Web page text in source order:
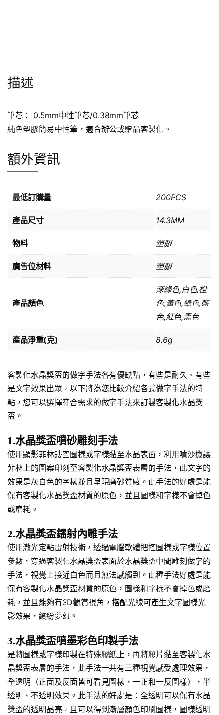
描述
筆芯： 0.5mm中性筆芯/0.38mm筆芯
純色塑膠簡易中性筆，適合辦公或贈品客製化。
額外資訊
最低訂購量 200PCS
產品尺寸 14.3MM
物料 塑膠
廣告位材料 塑膠
產品顏色
深綠色,白色,橙
色,黃色,綠色,藍
色,紅色,黑色
產品淨重(克) 8.6g
客製化水晶獎盃的做字手法各有優缺點，有些是耐久、有些
是文字效果出眾，以下將為您比較介紹各式做字手法的特
點，您可以選擇符合需求的做字手法來訂製客製化水晶獎
盃。
1.水晶獎盃噴砂雕刻手法
使用顯影菲林鏤空圖樣或字樣黏至水晶表面，利用噴沙機讓
菲林上的圖案印刻至客製化水晶獎盃表層的手法，此文字的
效果是灰白色的字樣並且呈現磨砂質感。此手法的好處是能
保有客製化水晶獎盃材質的原色，並且圖樣和字樣不會掉色
或磨耗。
2.水晶獎盃鐳射內雕手法
使用激光定點雷射技術，透過電腦軟體把控圖樣或字樣位置
參數，穿過客製化水晶獎盃表面於水晶獎盃中間雕刻做字的
手法，視覺上接近白色而且無法感觸到。此種手法好處是能
保有客製化水晶獎盃材質的原色，圖樣和字樣不會掉色或磨
耗，並且能夠有3D觀賞視角，搭配光線可產生文字圖樣光
影效果，繽紛夢幻。
3.水晶獎盃噴墨彩色印製手法
是將圖樣或字樣印製在特殊膠紙上，再將膠片黏至客製化水
晶獎盃表層的手法，此手法一共有三種視覺感受處理效果，
全透明（正面及反面皆可看見圖樣，一正和一反圖樣），半
透明、不透明效果。此手法的好處是：全透明可以保有水晶
獎盃的透明晶亮，且可以得到漸層顏色印刷圖樣，圖樣透明